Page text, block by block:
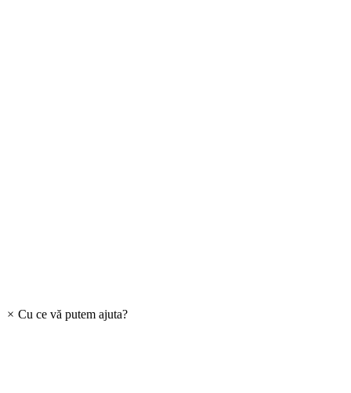
× Cu ce vă putem ajuta?